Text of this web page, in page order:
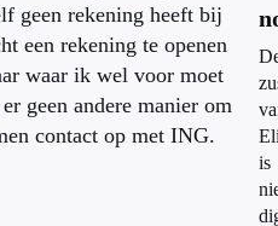
geen rekening heeft bij
een rekening te openen
waar ik wel voor moet
geen andere manier om
contact op met ING.
is